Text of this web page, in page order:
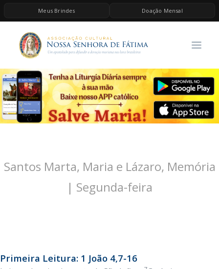
Meus Brindes Doação Mensal
HOME
A ASSOCIAÇÃO
CONTEÚDOS DE MARIA
ESPIRITUALIDADE
AS MELHORES MÚSICAS CATÓLICAS
BRINDES
Santos Marta, Maria e Lázaro, Memória
| Segunda-feira
Primeira Leitura: 1 João 4,7-16